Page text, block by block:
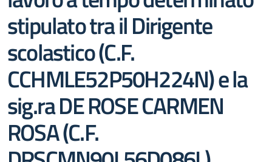
stipulato tra il Dirigente
scolastico (C.F.
CCHMLE52P50H224N) e la
sig.ra DE ROSE CARMEN
ROSA (C.F.